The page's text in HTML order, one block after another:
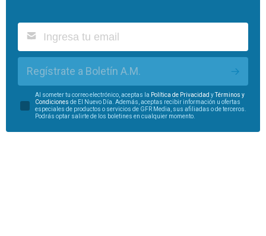
Regístrate a Boletín A.M.
Al someter tu correo electrónico, aceptas la Política de Privacidad yTérminos y
Condiciones de El Nuevo Día. Además, aceptas recibir información u ofertas
especiales de productos o servicios de GFR Media, sus afiliadas o de terceros.
Podrás optar salirte de los boletines en cualquier momento.